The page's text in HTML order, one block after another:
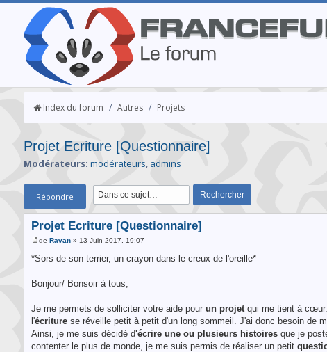
Index du forum / Autres / Projets
Projet Ecriture [Questionnaire]
Modérateurs: modérateurs, admins
Répondre
Projet Ecriture [Questionnaire]
de Ravan» 13 Juin 2017, 19:07
*Sors de son terrier, un crayon dans le creux de l'oreille*
Bonjour/ Bonsoir à tous,
Je me permets de solliciter votre aide pour un projetqui me tient à cœur.
l'écriturese réveille petit à petit d'un long sommeil. J'ai donc besoin de
Ainsi, je me suis décidé d'écrire une ou plusieurs histoiresque je
contenter le plus de monde, je me suis permis de réaliser un petit